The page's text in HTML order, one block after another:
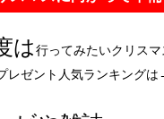
は行ってみたいクリス
レゼント人気ランキングは